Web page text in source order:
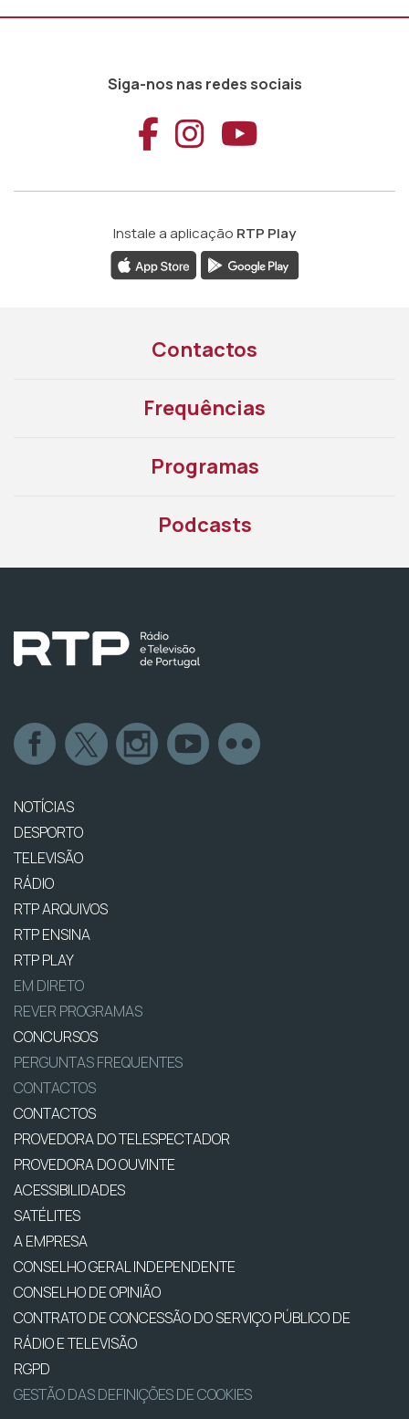
Siga-nos nas redes sociais
Aceder ao
Aceder ao
Aceder
Instale a aplicação RTP Play
Contactos
Frequências
Programas
Podcasts
NOTÍCIAS
DESPORTO
TELEVISÃO
RÁDIO
RTP ARQUIVOS
RTP ENSINA
RTP PLAY
EM DIRETO
REVER PROGRAMAS
CONCURSOS
PERGUNTAS FREQUENTES
CONTACTOS
CONTACTOS
PROVEDORA DO TELESPECTADOR
PROVEDORA DO OUVINTE
ACESSIBILIDADES
SATÉLITES
A EMPRESA
CONSELHO GERAL INDEPENDENTE
CONSELHO DE OPINIÃO
CONTRATO DE CONCESSÃO DO SERVIÇO PÚBLICO DE
RÁDIO E TELEVISÃO
RGPD
GESTÃO DAS DEFINIÇÕES DE COOKIES